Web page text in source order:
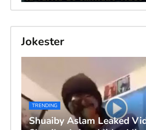
Jokester
TRENDING
Shuaiby Aslam Leaked